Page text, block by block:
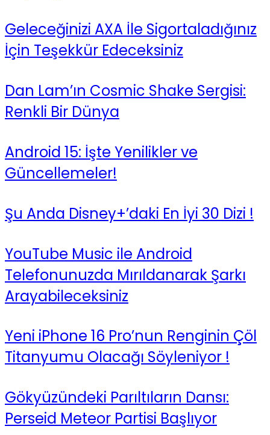
Geleceğinizi AXA İle Sigortaladığınız
İçin Teşekkür Edeceksiniz
Dan Lam’ın Cosmic Shake Sergisi:
Renkli Bir Dünya
Android 15: İşte Yenilikler ve
Güncellemeler!
Şu Anda Disney+’daki En İyi 30 Dizi !
YouTube Music ile Android
Telefonunuzda Mırıldanarak Şarkı
Arayabileceksiniz
Yeni iPhone 16 Pro’nun Renginin Çöl
Titanyumu Olacağı Söyleniyor !
Gökyüzündeki Parıltıların Dansı:
Perseid Meteor Partisi Başlıyor